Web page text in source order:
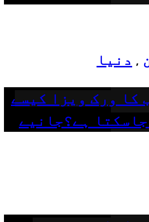
, دنیا
کا ورک ویزا کیسے
ہے؟جانیے